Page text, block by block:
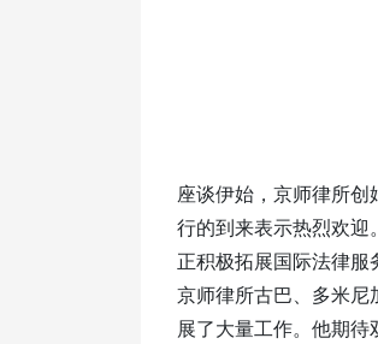
座谈伊始，京师律所
行的到来表示热烈欢
正积极拓展国际法律服
京师律所古巴、多米
展了大量工作。他期